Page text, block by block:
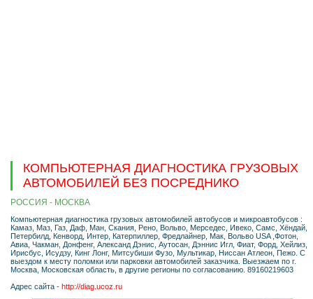
КОМПЬЮТЕРНАЯ ДИАГНОСТИКА ГРУЗОВЫХ
АВТОМОБИЛЕЙ БЕЗ ПОСРЕДНИКО
РОССИЯ - МОСКВА
Компьютерная диагностика грузовых автомобилей автобусов и микроавтобусов :
Камаз, Маз, Газ, Даф, Ман, Скания, Рено, Вольво, Мерседес, Ивеко, Самс, Хёндай,
Петербилд, Кенворд, Интер, Катерпиллер, Фредлайнер, Мак, Вольво USA ,Фотон,
Авиа, Чакман, Донфенг, Александ Дэнис, Аутосан, Дэннис Игл, Фиат, Форд, Хейлиз,
Ирисбус, Исудзу, Кинг Лонг, Митсубиши Фузо, Мультикар, Ниссан Атлеон, Пежо. С
выездом к месту поломки или парковки автомобилей заказчика. Выезжаем по г.
Москва, Московская область, в другие регионы по согласованию. 89160219603
Адрес сайта - http://diag.ucoz.ru